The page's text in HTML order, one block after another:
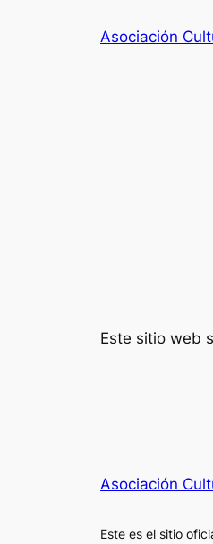
Asociación
Este sitio web
Asociación
Este es el sitio